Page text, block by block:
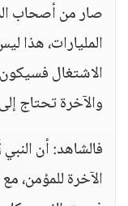
صار من أصحاب
المليارات، هذا
الاشتغال
والآخرة تحتاج
فالشاهد: أن
الآخرة للمؤمن،